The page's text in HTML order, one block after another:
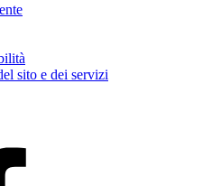
sito e dei servizi